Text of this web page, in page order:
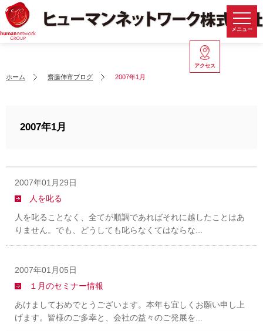
メニュー
アクセス
ホーム 齋藤伸市ブログ 2007年1月
2007年1月
2007年01月29日
人を叱る
人を叱ることなく、全てが順調であればそれに越したことはあ
りません。でも、どうしても叱らなくてはならな...
2007年01月05日
１月のセミナー情報
あけましておめでとうございます。本年も宜しくお願い申し上
げます。皆様のご多幸と、会社の益々のご発展を...